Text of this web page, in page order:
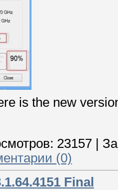
is the new
23157
(0)
Final